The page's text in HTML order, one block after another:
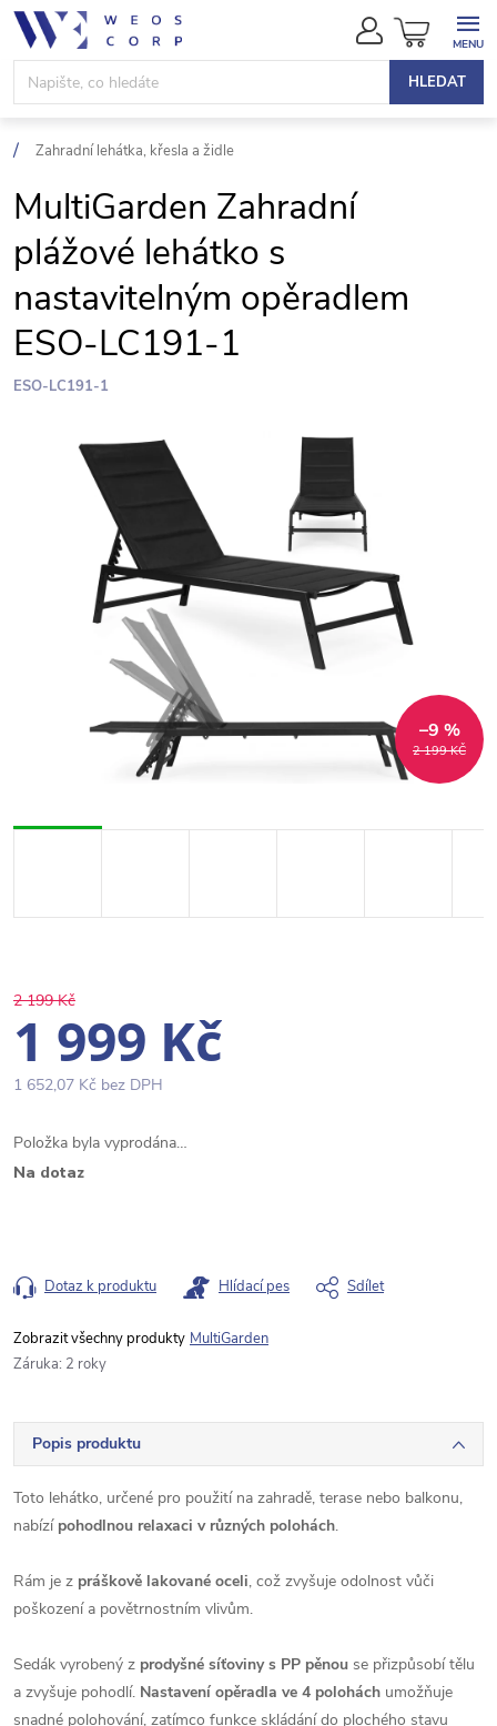
Přejít
obsah
HLEDAT
NÁKUPNÍ
KOŠÍK
Zahradní lehátka, křesla a židle
MultiGarden Zahradní
plážové lehátko s
nastavitelným opěradlem
ESO-LC191-1
ESO-LC191-1
2 199 KČ
–9 %
2 199 Kč
1 999 Kč
1 652,07 Kč bez DPH
Měrná
cena:
Položka byla vyprodána…
Na dotaz
Dotaz k produktu Hlídací pes Sdílet
MultiGarden
Záruka: 2 roky
Popis produktu
Toto lehátko, určené pro použití na zahradě, terase nebo balkonu,
nabízí pohodlnou relaxaci v různých polohách.
Rám je z práškově lakované oceli, což zvyšuje odolnost vůči
poškození a povětrnostním vlivům.
Sedák vyrobený z prodyšné síťoviny s PP pěnou se přizpůsobí tělu
a zvyšuje pohodlí. Nastavení opěradla ve 4 polohách umožňuje
snadné polohování, zatímco funkce skládání do plochého stavu